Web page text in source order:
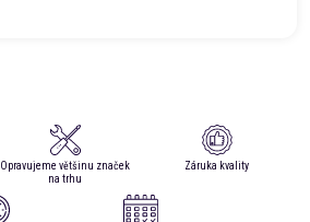
Opravujeme většinu značek
na trhu
Záruka kvality